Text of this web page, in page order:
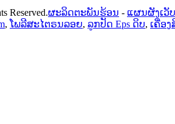
Reserved.ຜະລິດຕະພັນຮ້ອນ - ແຜນຜັງເວັ
, ໂພລີສະໄຕຣນລອຍ, ລູກປັດ Eps ດິບ, ເຄື່ອ